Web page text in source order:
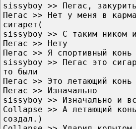
sissyboy >> Пегас,
Пегас >> Нет у меня в
сигарет(
sissyboy >> С таким ником
Пегас >> Нету
Пегас >> Я спортивный
sissyboy >> Пегас это
то были
Пегас >> Это летающий конь
Пегас >> Изначально
sissyboy >> Изначально и
Collapse >> А летающий
создал.)